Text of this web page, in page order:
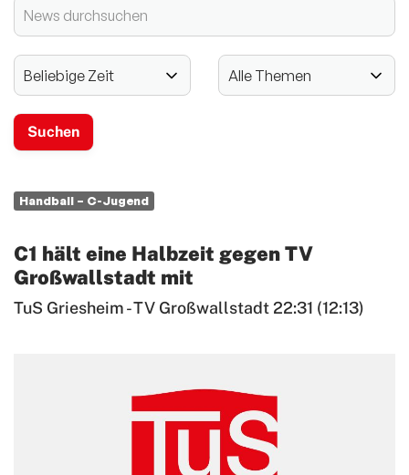
Handball – C-Jugend
C1 hält eine Halbzeit gegen TV
Großwallstadt mit
TuS Griesheim - TV Großwallstadt 22:31 (12:13)
2024 - 125-jähriges Jubiläum
Mitglieder-Service
Verantwortung